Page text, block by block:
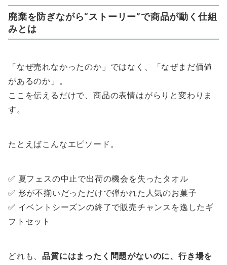
廃棄を防ぎながら“ストーリー”で商品が動く仕組
みとは
「なぜ売れなかったのか」ではなく、「なぜまだ価値
があるのか」。
ここを伝えるだけで、商品の表情はがらりと変わりま
す。
たとえばこんなエピソード。
✅ 夏フェスの中止で出荷の機会を失ったタオル
✅ 形が不揃いだっただけで弾かれた人気のお菓子
✅ イベントシーズンの終了で販売チャンスを逸したギ
フトセット
どれも、品質にはまったく問題がないのに、行き場を